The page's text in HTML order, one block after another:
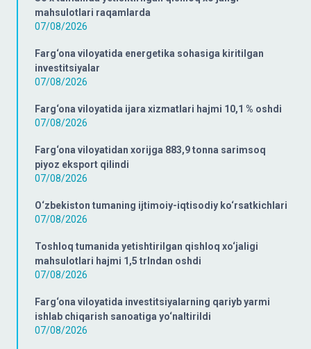
mahsulotlari raqamlarda
07/08/2026
Farg‘ona viloyatida energetika sohasiga kiritilgan
investitsiyalar
07/08/2026
Farg‘ona viloyatida ijara xizmatlari hajmi 10,1 % oshdi
07/08/2026
Farg‘ona viloyatidan xorijga 883,9 tonna sarimsoq
piyoz eksport qilindi
07/08/2026
O‘zbekiston tumaning ijtimoiy-iqtisodiy ko‘rsatkichlari
07/08/2026
Toshloq tumanida yetishtirilgan qishloq xo‘jaligi
mahsulotlari hajmi 1,5 trlndan oshdi
07/08/2026
Farg‘ona viloyatida investitsiyalarning qariyb yarmi
ishlab chiqarish sanoatiga yo‘naltirildi
07/08/2026